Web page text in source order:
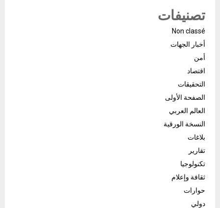
تصنيفات
Non classé
أخبار الجهات
أمن
اقتصاد
التحقيقات
الصفحة الأولى
العالم العربي
النسخة الورقية
بلاغات
تقارير
تكنولوجيا
ثقافة وإعلام
حوارات
دولي